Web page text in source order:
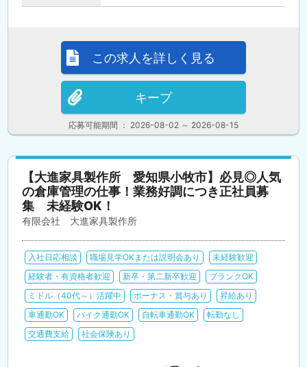
応募可能期間 ： 2026-08-02 ～ 2026-08-15
この求人を詳しく見る
キープ
【大進家具製作所 愛知県小牧市】必見◎人気
の倉庫管理の仕事！業務好調につき正社員募
集 未経験OK！
有限会社 大進家具製作所
入社日応相談 職場見学OKまたは説明会あり
未経験歓迎
経験者・有資格者歓迎
新卒・第二新卒歓迎
ブランクOK
ミドル（40代～）活躍中
ボーナス・賞与あり
昇給あり
車通勤OK
バイク通勤OK 自転車通勤OK
転勤なし
交通費支給
社会保険あり